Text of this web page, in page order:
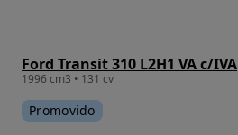
Ford Transit 310 L2H1 VA c/IVA
1996 cm3 • 131 cv
Promovido